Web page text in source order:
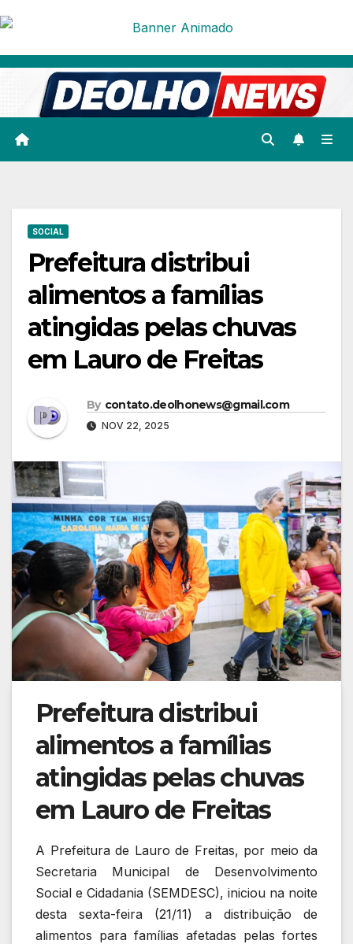
Skip
content
SOCIAL
Prefeitura distribui
alimentos a famílias
atingidas pelas chuvas
em Lauro de Freitas
By contato.deolhonews@gmail.com
NOV 22, 2025
Prefeitura distribui
alimentos a famílias
atingidas pelas chuvas
em Lauro de Freitas
A Prefeitura de Lauro de Freitas, por meio da
Secretaria Municipal de Desenvolvimento
Social e Cidadania (SEMDESC), iniciou na noite
desta sexta-feira (21/11) a distribuição de
alimentos para famílias afetadas pelas fortes